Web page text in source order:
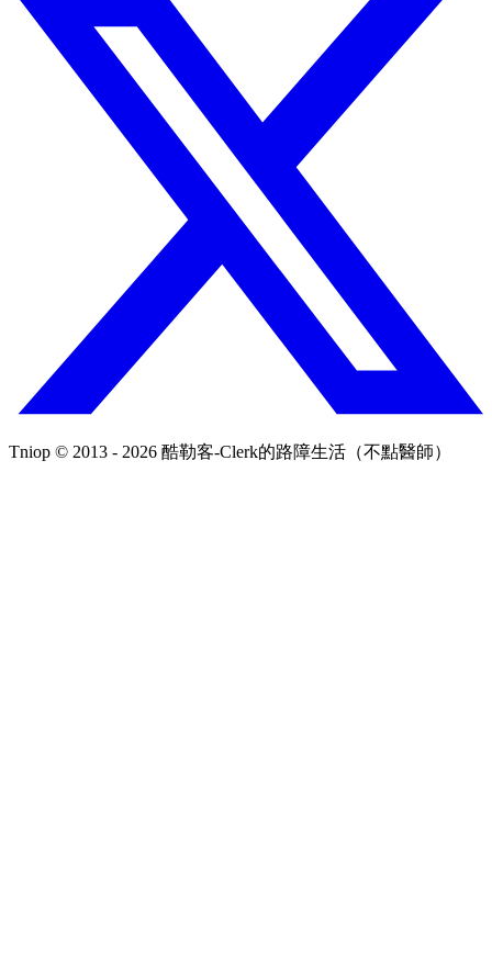
Tniop © 2013 - 2026 酷勒客-Clerk的路障生活（不點醫師）